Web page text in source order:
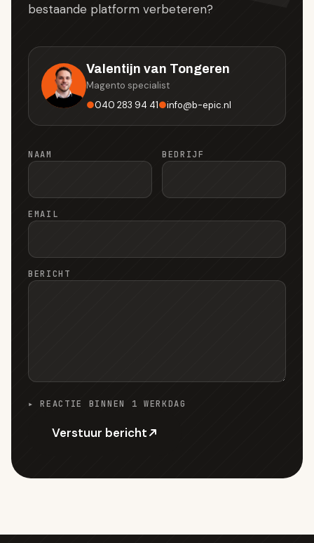
bestaande platform verbeteren?
Valentijn van Tongeren
Magento specialist
●040 283 94 41●info@b-epic.nl
NAAM BEDRIJF
EMAIL
BERICHT
▸ REACTIE BINNEN 1 WERKDAG
Verstuur bericht